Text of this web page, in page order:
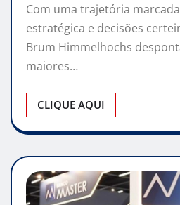
Com uma trajetória
estratégica e decisões
Brum Himmelhochs
maiores…
CLIQUE AQUI